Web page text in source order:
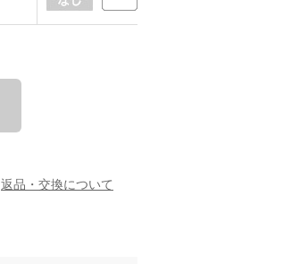
返品・交換について